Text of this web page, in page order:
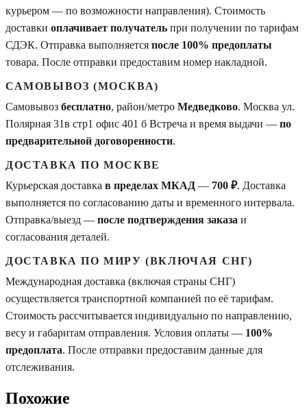
курьером — по возможности направления). Стоимость
доставки оплачивает получатель при получении по тарифам
СДЭК. Отправка выполняется после 100% предоплаты
товара. После отправки предоставим номер накладной.
САМОВЫВОЗ (МОСКВА)
Самовывоз бесплатно, район/метро Медведково. Москва ул.
Полярная 31в стр1 офис 401 б Встреча и время выдачи — по
предварительной договоренности.
ДОСТАВКА ПО МОСКВЕ
Курьерская доставка в пределах МКАД — 700 ₽. Доставка
выполняется по согласованию даты и временного интервала.
Отправка/выезд — после подтверждения заказа и
согласования деталей.
ДОСТАВКА ПО МИРУ (ВКЛЮЧАЯ СНГ)
Международная доставка (включая страны СНГ)
осуществляется транспортной компанией по её тарифам.
Стоимость рассчитывается индивидуально по направлению,
весу и габаритам отправления. Условия оплаты — 100%
предоплата. После отправки предоставим данные для
отслеживания.
Похожие